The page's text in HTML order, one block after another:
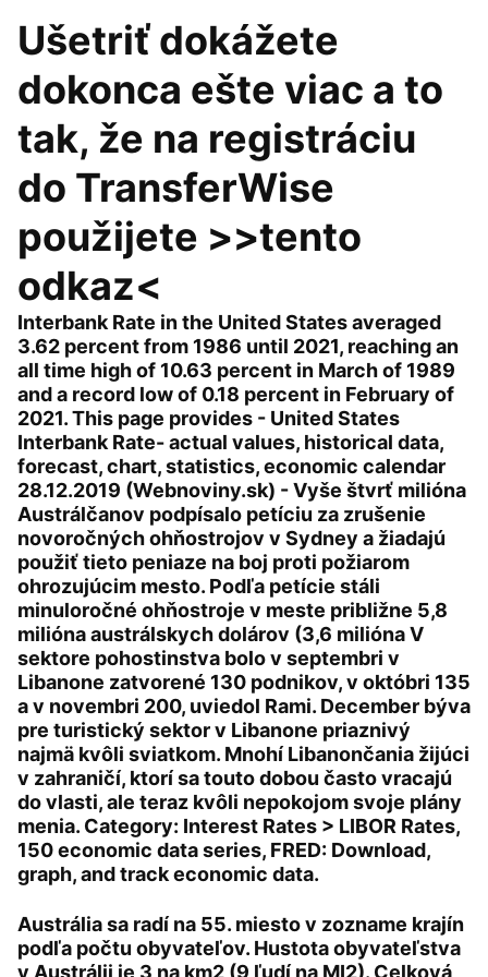
Ušetriť dokážete
dokonca ešte viac a to
tak, že na registráciu
do TransferWise
použijete >>tento
odkaz<
Interbank Rate in the United States averaged
3.62 percent from 1986 until 2021, reaching an
all time high of 10.63 percent in March of 1989
and a record low of 0.18 percent in February of
2021. This page provides - United States
Interbank Rate- actual values, historical data,
forecast, chart, statistics, economic calendar
28.12.2019 (Webnoviny.sk) - Vyše štvrť milióna
Austrálčanov podpísalo petíciu za zrušenie
novoročných ohňostrojov v Sydney a žiadajú
použiť tieto peniaze na boj proti požiarom
ohrozujúcim mesto. Podľa petície stáli
minuloročné ohňostroje v meste približne 5,8
milióna austrálskych dolárov (3,6 milióna V
sektore pohostinstva bolo v septembri v
Libanone zatvorené 130 podnikov, v októbri 135
a v novembri 200, uviedol Rami. December býva
pre turistický sektor v Libanone priaznivý
najmä kvôli sviatkom. Mnohí Libanončania žijúci
v zahraničí, ktorí sa touto dobou často vracajú
do vlasti, ale teraz kvôli nepokojom svoje plány
menia. Category: Interest Rates > LIBOR Rates,
150 economic data series, FRED: Download,
graph, and track economic data.
Austrália sa radí na 55. miesto v zozname krajín
podľa počtu obyvateľov. Hustota obyvateľstva
v Austrálii je 3 na km2 (9 ľudí na MI2). Celková